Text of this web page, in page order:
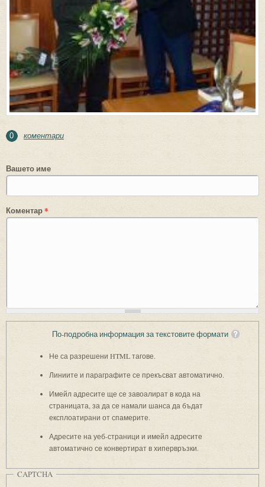
0 коментари
Вашето име
Коментар*
По-подробна информация за текстовите формати
Не са разрешени HTML тагове.
Линиите и параграфите се прекъсват автоматично.
Имейл адресите ще се завоалират в кода на
страницата, за да се намали шанса да бъдат
експлоатирани от спамерите.
Адресите на уеб-страници и имейл адресите
автоматично се конвертират в хипервръзки.
CAPTCHA